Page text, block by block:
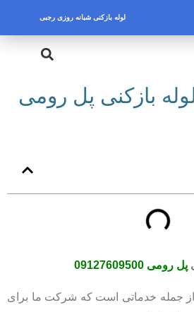
لوله بازکنی شبانه روزی رجبی
بازکنی پل رومی
پل رومی 09127609500
از جمله خدماتی است که شرکت ما برای